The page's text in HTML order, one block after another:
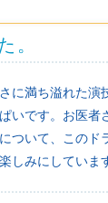
。
に満ち溢れた演
いです。お医者
ついて、このド
しみにしていま